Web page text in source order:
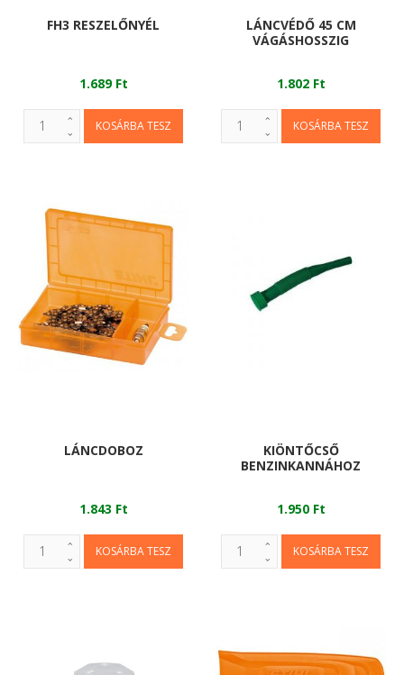
FH3 RESZELŐNYÉL
1.689 Ft
LÁNCVÉDŐ 45 CM
VÁGÁSHOSSZIG
1.802 Ft
LÁNCDOBOZ
1.843 Ft
KIÖNTŐCSŐ
BENZINKANNÁHOZ
1.950 Ft